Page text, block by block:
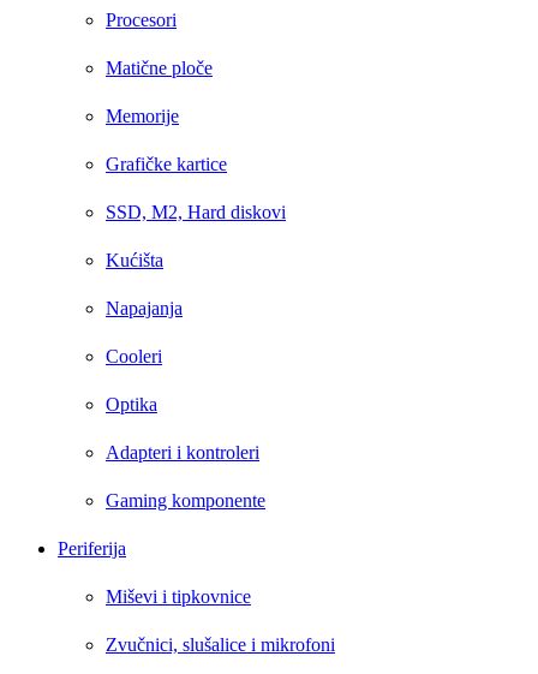
Procesori
Matične ploče
Memorije
Grafičke kartice
SSD, M2, Hard diskovi
Kućišta
Napajanja
Cooleri
Optika
Adapteri i kontroleri
Gaming komponente
Periferija
Miševi i tipkovnice
Zvučnici, slušalice i mikrofoni